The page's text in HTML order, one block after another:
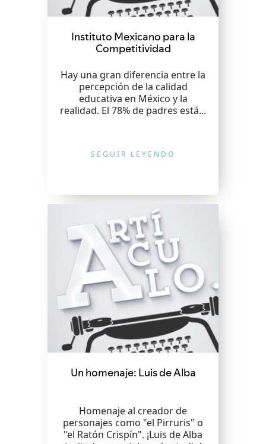
Instituto Mexicano para la
Competitividad
Hay una gran diferencia entre la
percepción de la calidad
educativa en México y la
realidad. El 78% de padres está...
SEGUIR LEYENDO
Un homenaje: Luis de Alba
Homenaje al creador de
personajes como "el Pirruris" o
"el Ratón Crispín". ¡Luis de Alba